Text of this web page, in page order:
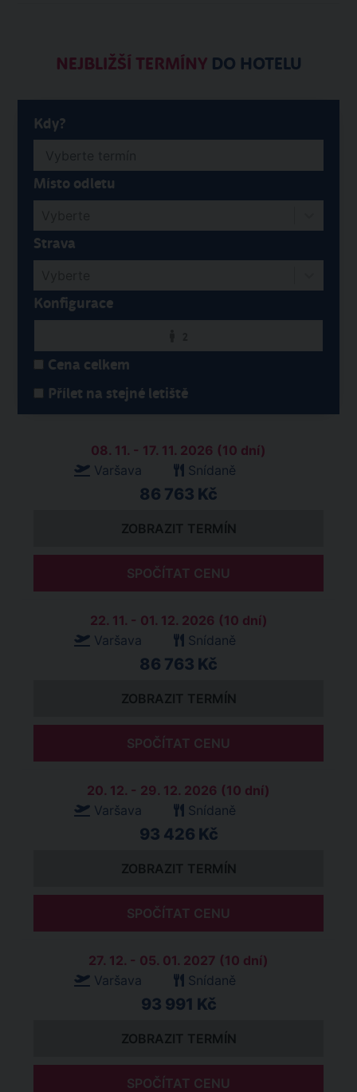
NEJBLIŽŠÍ TERMÍNYDO HOTELU
Kdy?
Místo odletu
Strava
Konfigurace
Cena celkem
Přílet na stejné letiště
08. 11. - 17. 11. 2026 (10 dní)
Varšava
Snídaně
86 763 Kč
ZOBRAZIT TERMÍN
SPOČÍTAT CENU
22. 11. - 01. 12. 2026 (10 dní)
Varšava
Snídaně
86 763 Kč
ZOBRAZIT TERMÍN
SPOČÍTAT CENU
20. 12. - 29. 12. 2026 (10 dní)
Varšava
Snídaně
93 426 Kč
ZOBRAZIT TERMÍN
SPOČÍTAT CENU
27. 12. - 05. 01. 2027 (10 dní)
Varšava
Snídaně
93 991 Kč
ZOBRAZIT TERMÍN
SPOČÍTAT CENU